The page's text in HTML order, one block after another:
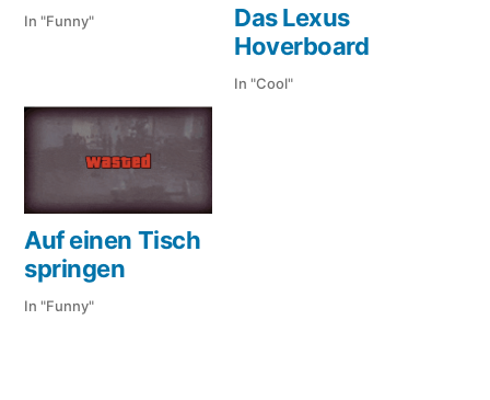
In "Funny"
Das Lexus
Hoverboard
In "Cool"
Auf einen Tisch
springen
In "Funny"